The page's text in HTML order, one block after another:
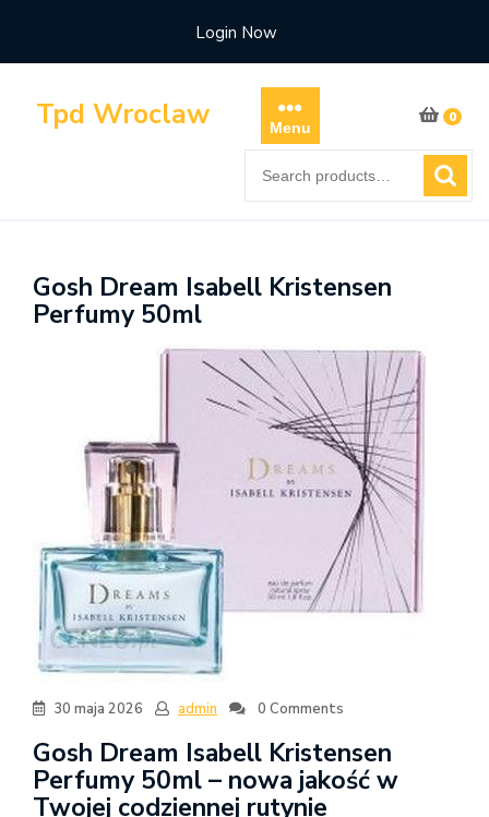
content
Login Now
Tpd Wroclaw Menu
0
for:
Gosh Dream Isabell Kristensen
Perfumy 50ml
30 maja 2026 admin 0 Comments
Gosh Dream Isabell Kristensen
Perfumy 50ml – nowa jakość w
Twojej codziennej rutynie